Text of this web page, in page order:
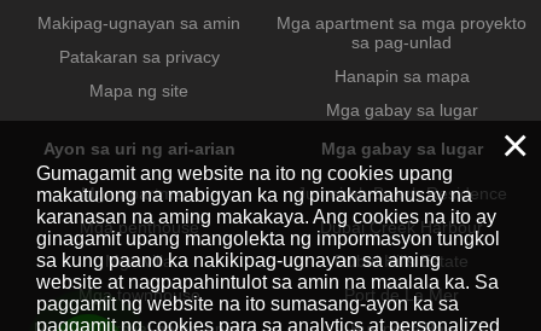
Makipag-ugnayan sa amin
Patakaran sa privacy
Mapa ng site
Mga apartment sa mga proyekto
sa pag-unlad
Hanapin sa mapa
Mga gabay sa lugar
Ayon sa uri ng ari-arian
Mga apartment
Mga penthouse
Mga villa
Mga townhouse
Mga gabay sa lugar
Jumeirah Beach Residence
Dubai Creek Harbour
Dubai Hills Estate
Port de La Mer
×
Gumagamit ang website na ito ng cookies upang
makatulong na mabigyan ka ng pinakamahusay na
karanasan na aming makakaya. Ang cookies na ito ay
ginagamit upang mangolekta ng impormasyon tungkol
sa kung paano ka nakikipag-ugnayan sa aming
website at nagpapahintulot sa amin na maalala ka. Sa
paggamit ng website na ito sumasang-ayon ka sa
paggamit ng cookies para sa analytics at personalized